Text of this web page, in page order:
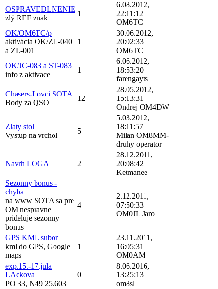
OSPRAVEDLNENIE
zlý REF znak
1
6.08.2012,
22:11:12
OM6TC
OK/OM6TC/p
aktivácia OK/ZL-040
a ZL-001
1
30.06.2012,
20:02:33
OM6TC
OK/JC-083 a ST-083
info z aktivace
1
6.06.2012,
18:53:20
farengayts
Chasers-Lovci SOTA
Body za QSO
12
28.05.2012,
15:13:31
Ondrej OM4DW
Zlaty stol
Vystup na vrchol
5
5.03.2012,
18:11:57
Milan OM8MM-
druhy operator
Navrh LOGA 2
28.12.2011,
20:08:42
Ketmanee
Sezonny bonus -
chyba
na www SOTA sa pre
OM nespravne
prideluje sezonny
bonus
4
2.12.2011,
07:50:33
OM0JL Jaro
GPS KML subor
kml do GPS, Google
maps
1
23.11.2011,
16:05:31
OM0AM
exp.15.-17.jula
LAckova
PO 33, N49 25.603
0
8.06.2016,
13:25:13
om8sl